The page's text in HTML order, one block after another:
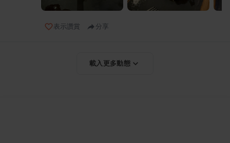
表示讚賞 分享
載入更多動態